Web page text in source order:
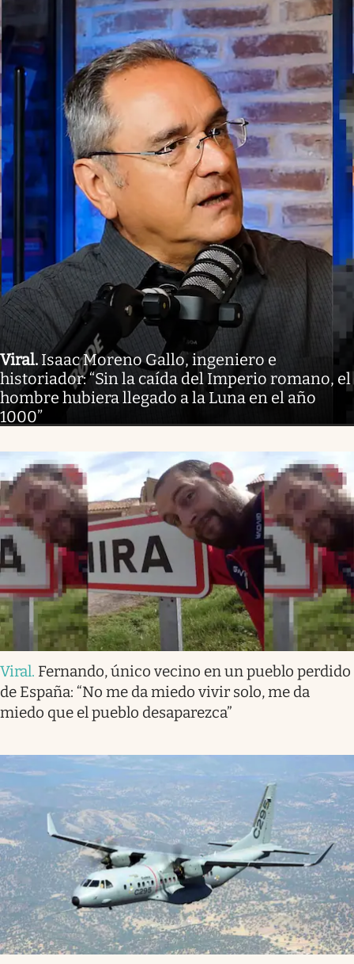
Viral. Isaac Moreno Gallo, ingeniero e
historiador: “Sin la caída del Imperio romano, el
hombre hubiera llegado a la Luna en el año
1000”
Viral. Fernando, único vecino en un pueblo perdido
de España: “No me da miedo vivir solo, me da
miedo que el pueblo desaparezca”